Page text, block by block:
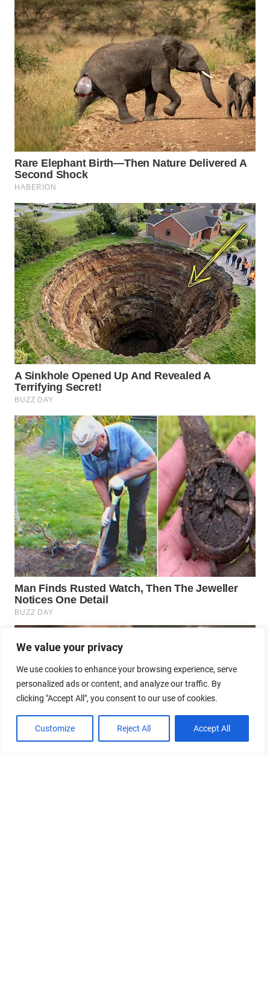
We value your privacy
We use cookies to enhance your browsing experience, serve
personalized ads or content, and analyze our traffic. By
clicking "Accept All", you consent to our use of cookies.
Customize Reject All Accept All